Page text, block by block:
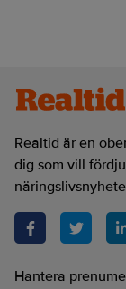
Realtid är en
dig som vill
Hantera